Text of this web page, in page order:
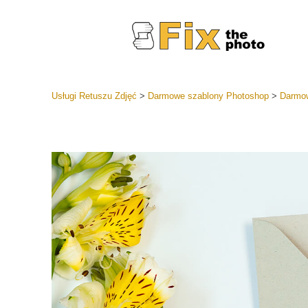
Usługi
Usługi Retuszu Zdjęć > Darmowe szablony Photoshop>